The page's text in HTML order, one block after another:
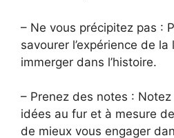
– Ne vous précipitez pas :
savourer l’expérience de
immerger dans l’histoire.
– Prenez des notes :
idées au fur et à mesure
de mieux vous engager